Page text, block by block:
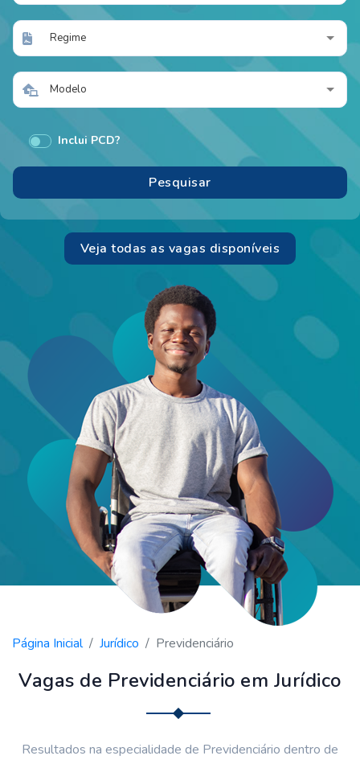
Regime
Modelo
Inclui PCD?
Veja todas as vagas disponíveis
Página Inicial Jurídico Previdenciário
Vagas de Previdenciário em Jurídico
Resultados na especialidade de Previdenciário dentro de